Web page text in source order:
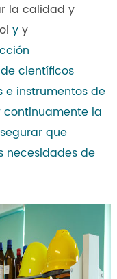
la calidad y
yy
científicos
e instrumentos de
continuamente la
que
necesidades de